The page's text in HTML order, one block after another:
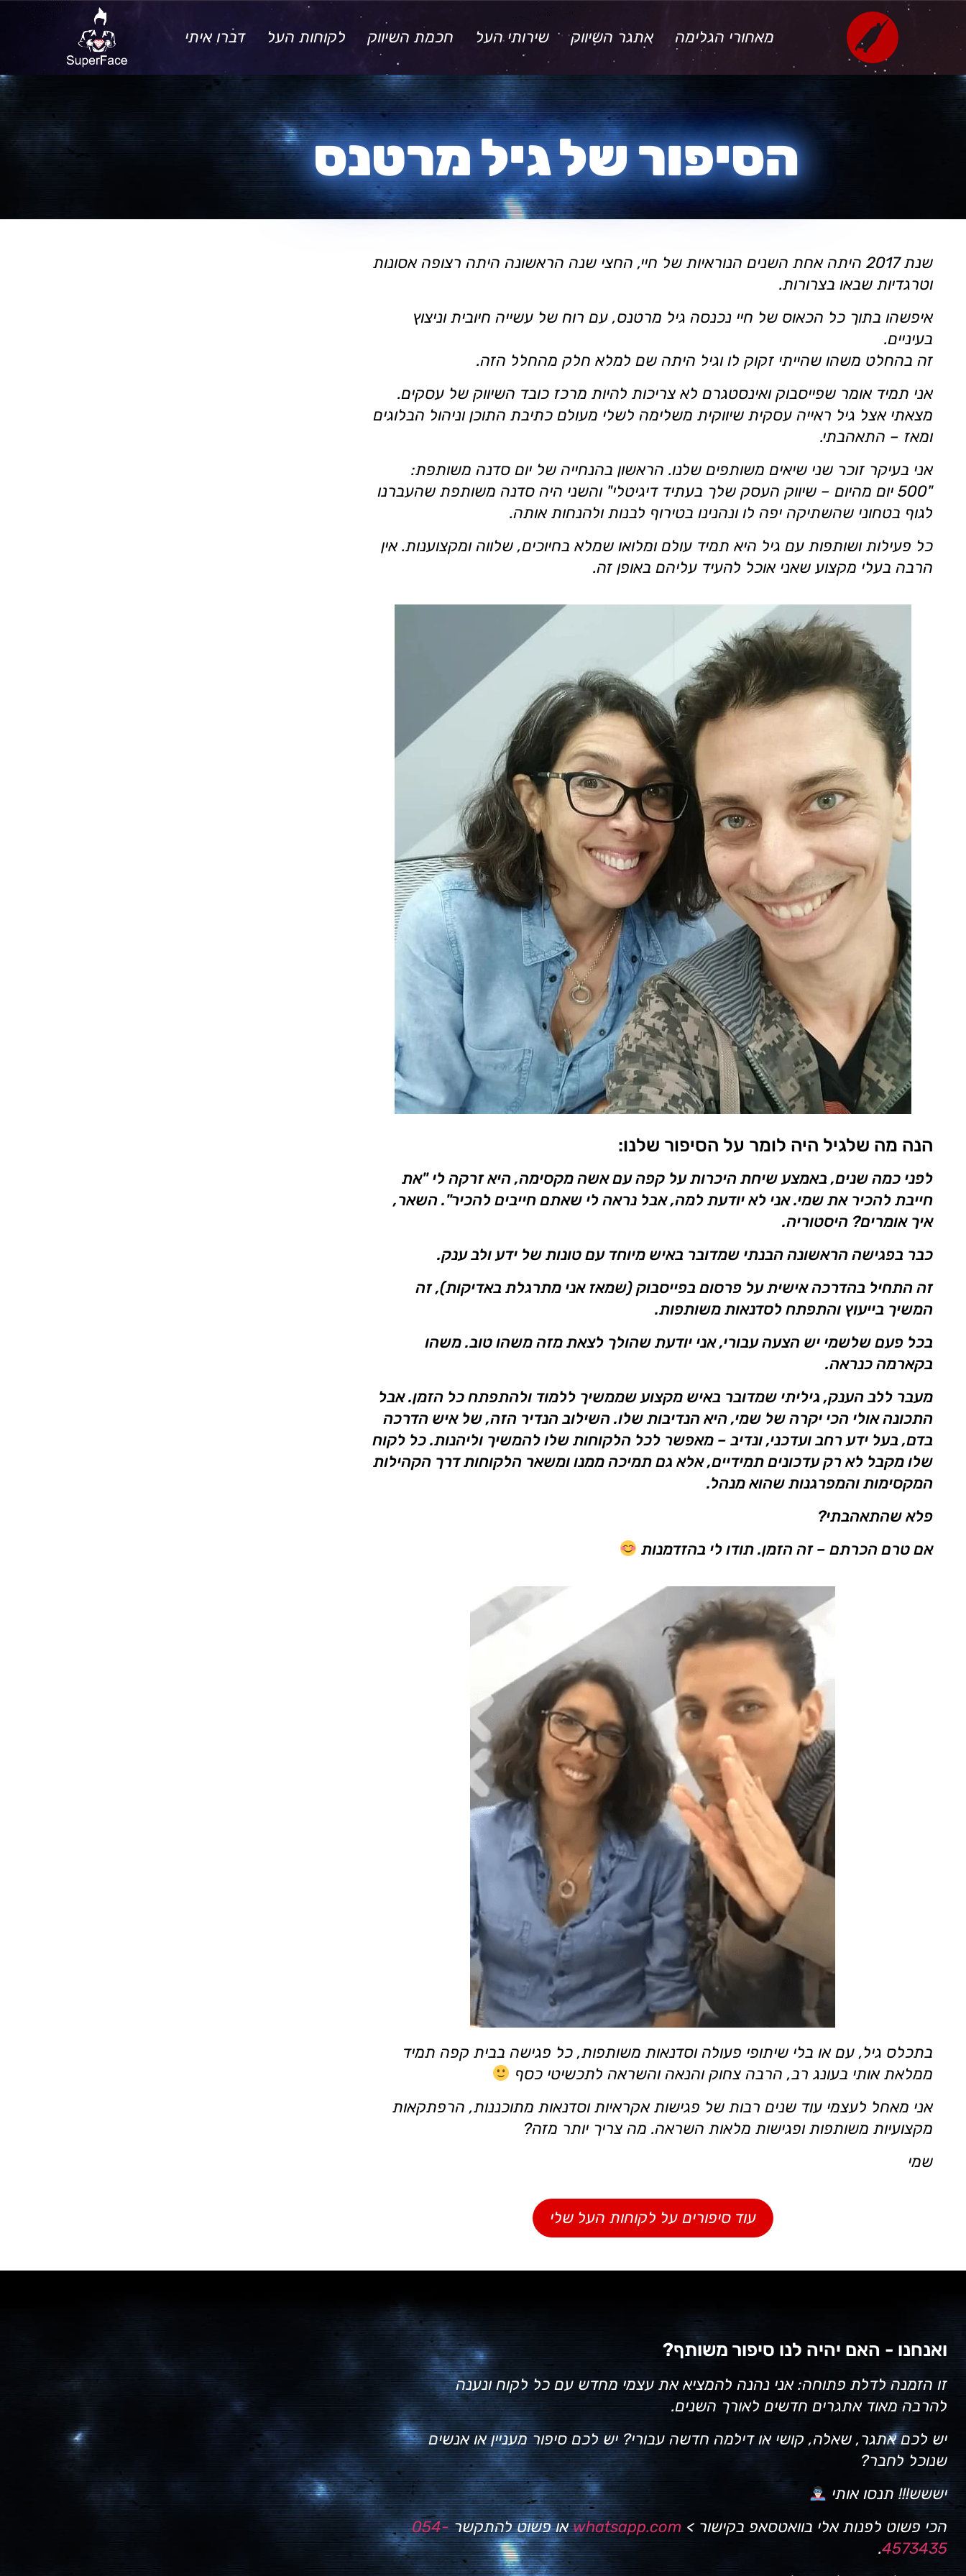
מאחורי הגלימה אתגר השיווק שירותי העל חכמת השיווק לקוחות העל דברו איתי
הסיפור של גיל מרטנס
שנת 2017 היתה אחת השנים הנוראיות של חיי, החצי שנה הראשונה היתה רצופה אסונות
וטרגדיות שבאו בצרורות.
איפשהו בתוך כל הכאוס של חיי נכנסה גיל מרטנס, עם רוח של עשייה חיובית וניצוץ
בעיניים.
זה בהחלט משהו שהייתי זקוק לו וגיל היתה שם למלא חלק מהחלל הזה.
אני תמיד אומר שפייסבוק ואינסטגרם לא צריכות להיות מרכז כובד השיווק של עסקים.
מצאתי אצל גיל ראייה עסקית שיווקית משלימה לשלי מעולם כתיבת התוכן וניהול הבלוגים
ומאז – התאהבתי.
אני בעיקר זוכר שני שיאים משותפים שלנו. הראשון בהנחייה של יום סדנה משותפת:
"500 יום מהיום – שיווק העסק שלך בעתיד דיגיטלי" והשני היה סדנה משותפת שהעברנו
לגוף בטחוני שהשתיקה יפה לו ונהנינו בטירוף לבנות ולהנחות אותה.
כל פעילות ושותפות עם גיל היא תמיד עולם ומלואו שמלא בחיוכים, שלווה ומקצוענות. אין
הרבה בעלי מקצוע שאני אוכל להעיד עליהם באופן זה.
הנה מה שלגיל היה לומר על הסיפור שלנו:
לפני כמה שנים, באמצע שיחת היכרות על קפה עם אשה מקסימה, היא זרקה לי "את
חייבת להכיר את שמי. אני לא יודעת למה, אבל נראה לי שאתם חייבים להכיר". השאר,
איך אומרים? היסטוריה.
כבר בפגישה הראשונה הבנתי שמדובר באיש מיוחד עם טונות של ידע ולב ענק.
זה התחיל בהדרכה אישית על פרסום בפייסבוק (שמאז אני מתרגלת באדיקות), זה
המשיך בייעוץ והתפתח לסדנאות משותפות.
בכל פעם שלשמי יש הצעה עבורי, אני יודעת שהולך לצאת מזה משהו טוב. משהו
בקארמה כנראה.
מעבר ללב הענק, גיליתי שמדובר באיש מקצוע שממשיך ללמוד ולהתפתח כל הזמן. אבל
התכונה אולי הכי יקרה של שמי, היא הנדיבות שלו. השילוב הנדיר הזה, של איש הדרכה
בדם, בעל ידע רחב ועדכני, ונדיב – מאפשר לכל הלקוחות שלו להמשיך וליהנות. כל לקוח
שלו מקבל לא רק עדכונים תמידיים, אלא גם תמיכה ממנו ומשאר הלקוחות דרך הקהילות
המקסימות והמפרגנות שהוא מנהל.
פלא שהתאהבתי?
אם טרם הכרתם – זה הזמן. תודו לי בהזדמנות
בתכלס גיל, עם או בלי שיתופי פעולה וסדנאות משותפות, כל פגישה בבית קפה תמיד
ממלאת אותי בעונג רב, הרבה צחוק והנאה והשראה לתכשיטי כסף
אני מאחל לעצמי עוד שנים רבות של פגישות אקראיות וסדנאות מתוכננות, הרפתקאות
מקצועיות משותפות ופגישות מלאות השראה. מה צריך יותר מזה?
שמי
עוד סיפורים על לקוחות העל שלי
ואנחנו - האם יהיה לנו סיפור משותף?
זו הזמנה לדלת פתוחה: אני נהנה להמציא את עצמי מחדש עם כל לקוח ונענה
להרבה מאוד אתגרים חדשים לאורך השנים.
יש לכם אתגר, שאלה, קושי או דילמה חדשה עבורי? יש לכם סיפור מעניין או אנשים
שנוכל לחבר?
יששש!!! תנסו אותי
הכי פשוט לפנות אלי בוואטסאפ בקישור > whatsapp.comאו פשוט להתקשר054-
4573435
.